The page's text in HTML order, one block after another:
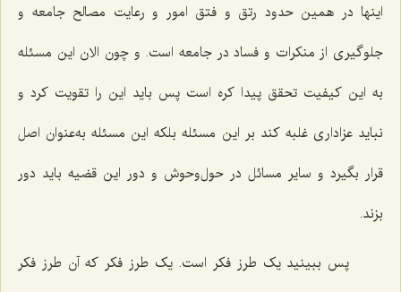
اینها در همین حدود رتق و فتق امور و رعایت مصالح جامعه و
جلوگیری از منکرات و فساد در جامعه است. و چون الان این مسئله
به این کیفیت تحقق پیدا کره است پس باید این را تقویت کرد و
نباید عزاداری غلبه کند بر این مسئله بلکه این مسئله به‌عنوان اصل
قرار بگیرد و سایر مسائل در حول‌وحوش و دور این قضیه باید دور
بزند.
پس ببینید یک طرز فکر است. یک طرز فکر که آن طرز فکر